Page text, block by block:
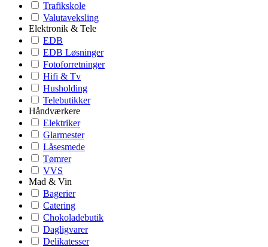
Trafikskole
Valutaveksling
Elektronik & Tele
EDB
EDB Løsninger
Fotoforretninger
Hifi & Tv
Husholding
Telebutikker
Håndværkere
Elektriker
Glarmester
Låsesmede
Tømrer
VVS
Mad & Vin
Bagerier
Catering
Chokoladebutik
Dagligvarer
Delikatesser